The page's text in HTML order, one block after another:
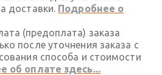
доставки. Подробнее о
(предоплата) заказа
после уточнения заказа с
способа и стоимости
об оплате здесь...